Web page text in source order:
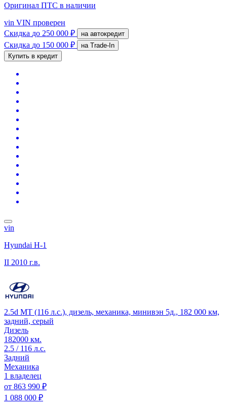
Оригинал ПТС в наличии
vin VIN проверен
Скидка до 250 000 ₽ на автокредит
Скидка до 150 000 ₽
на Trade-In
Купить в кредит
vin
Hyundai H-1
II 2010 г.в.
2.5d MT (116 л.с.), дизель, механика, минивэн 5д., 182 000 км,
задний, серый
Дизель
182000 км.
2.5 / 116 л.с.
Задний
Механика
1 владелец
от 863 990 ₽
1 088 000 ₽